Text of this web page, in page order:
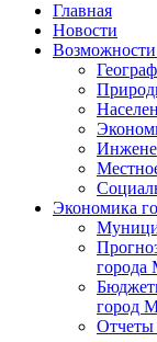
Главная
Новости
Возможности
Экономика
города
город
Отчеты